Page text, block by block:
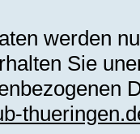
werden
Sie